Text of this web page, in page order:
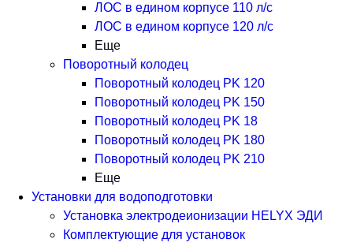
ЛОС в едином корпусе 110 л/с
ЛОС в едином корпусе 120 л/с
Еще
Поворотный колодец
Поворотный колодец PK 120
Поворотный колодец PK 150
Поворотный колодец PK 18
Поворотный колодец PK 180
Поворотный колодец PK 210
Еще
Установки для водоподготовки
Установка электродеионизации HELYX ЭДИ
Комплектующие для установок